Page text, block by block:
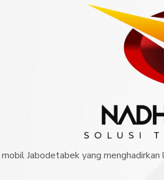
Jabodetabek yang